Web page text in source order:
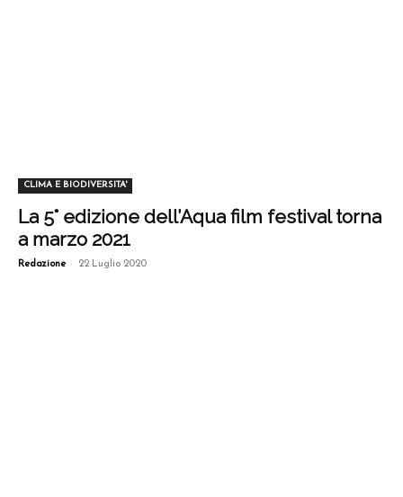
CLIMA E BIODIVERSITA'
La 5° edizione dell’Aqua film festival torna
a marzo 2021
Redazione - 22 Luglio 2020